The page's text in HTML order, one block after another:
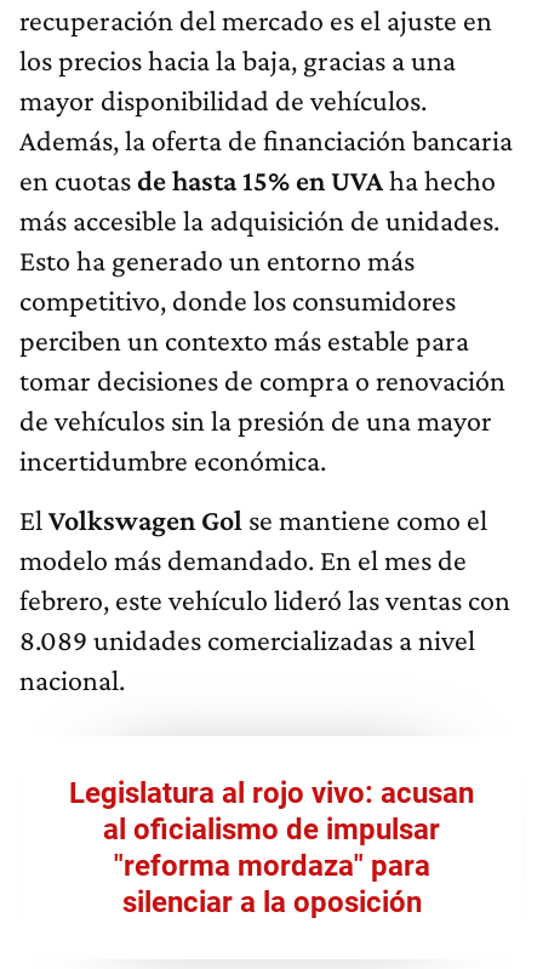
recuperación del mercado es el ajuste en
los precios hacia la baja, gracias a una
mayor disponibilidad de vehículos.
Además, la oferta de financiación bancaria
en cuotasde hasta 15% en UVAha hecho
más accesible la adquisición de unidades.
Esto ha generado un entorno más
competitivo, donde los consumidores
perciben un contexto más estable para
tomar decisiones de compra o renovación
de vehículos sin la presión de una mayor
incertidumbre económica.
El Volkswagen Gol se mantiene como el
modelo más demandado. En el mes de
febrero, este vehículo lideró las ventas con
8.089 unidades comercializadas a nivel
nacional.
Legislatura al rojo vivo: acusan
al oficialismo de impulsar
"reforma mordaza" para
silenciar a la oposición